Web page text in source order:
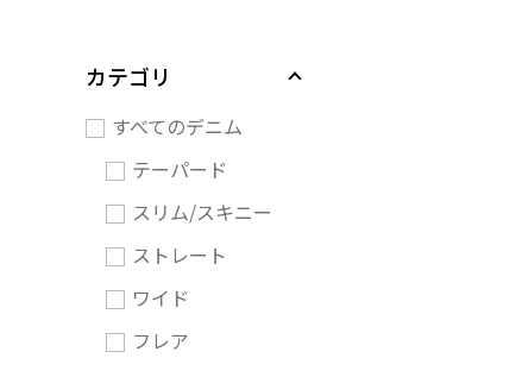
カテゴリ
すべてのデニム
テーパード
スリム/スキニー
ストレート
ワイド
フレア